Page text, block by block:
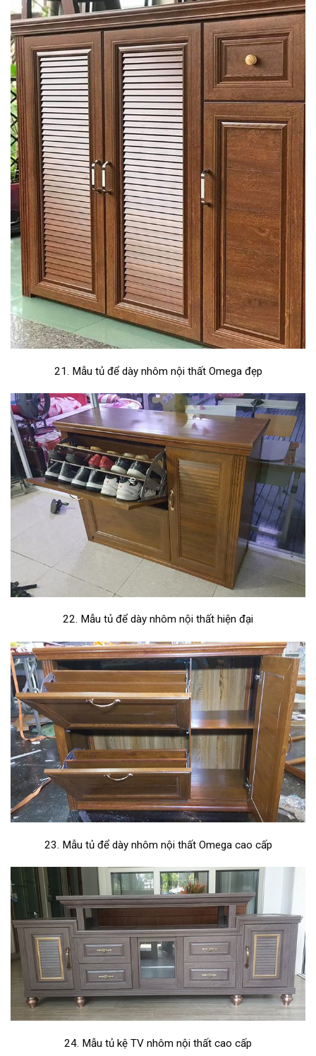
21. Mẫu tủ để dày nhôm nội thất Omega đẹp
22. Mẫu tủ để dày nhôm nội thất hiện đại
23. Mẫu tủ để dày nhôm nội thất Omega cao cấp
24. Mẫu tủ kệ TV nhôm nội thất cao cấp